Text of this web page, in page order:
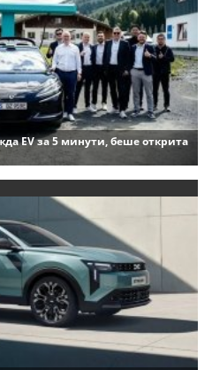
EV за 5 минути, беше открита